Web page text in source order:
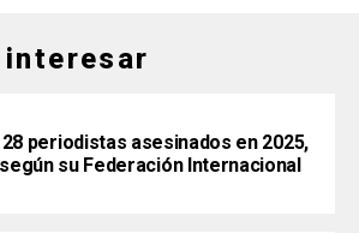
periodistas asesinados en 2025,
según su Federación Internacional